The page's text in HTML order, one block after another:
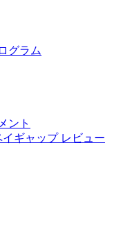
グラム
ント
ギャップ レビュー